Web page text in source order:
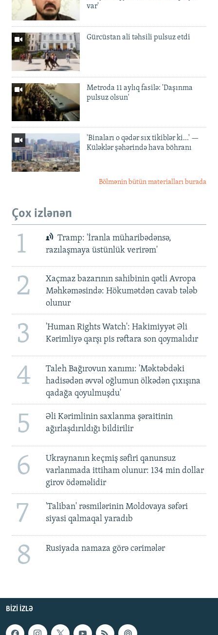
var'
Gürcüstan ali təhsili pulsuz etdi
Metroda 11 aylıq fasilə: 'Daşınma
pulsuz olsun'
'Binaları o qədər sıx tikiblər ki...' —
Küləklər şəhərində hava böhranı
Bölmənin bütün materialları burada
Çox izlənən
1
Tramp: 'İranla müharibədənsə,
razılaşmaya üstünlük verirəm'
2
Xaçmaz bazarının sahibinin qətli Avropa
Məhkəməsində: Hökumətdən cavab tələb
olunur
3
'Human Rights Watch': Hakimiyyət Əli
Kərimliyə qarşı pis rəftara son qoymalıdır
4
Taleh Bağırovun xanımı: 'Məktəbdəki
hadisədən əvvəl oğlumun ölkədən çıxışına
qadağa qoyulmuşdu'
5
Əli Kərimlinin saxlanma şəraitinin
ağırlaşdırıldığı bildirilir
6
Ukraynanın keçmiş səfiri qanunsuz
varlanmada ittiham olunur: 134 min dollar
girov ödəməlidir
7
'Taliban' rəsmilərinin Moldovaya səfəri
siyasi qalmaqal yaradıb
8 Rusiyada namaza görə cərimələr
BIZI IZLƏ